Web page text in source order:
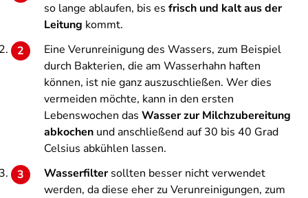
so lange ablaufen, bis es frisch und kalt aus der
Leitung kommt.
Eine Verunreinigung des Wassers, zum Beispiel
durch Bakterien, die am Wasserhahn haften
können, ist nie ganz auszuschließen. Wer dies
vermeiden möchte, kann in den ersten
Lebenswochen das Wasser zur Milchzubereitung
abkochen und anschließend auf 30 bis 40 Grad
Celsius abkühlen lassen.
Wasserfiltersollten besser nicht verwendet
werden, da diese eher zu Verunreinigungen, zum